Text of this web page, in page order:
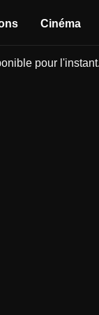
Cinéma
pour l'instant.